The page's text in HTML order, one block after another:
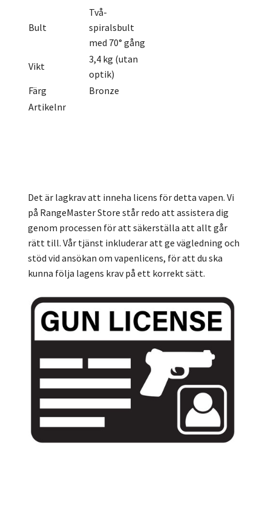
Bult
Två-
spiralsbult
med 70° gång
Vikt
3,4 kg (utan
optik)
Färg
Bronze
Artikelnr
Det är lagkrav att inneha licens för detta vapen. Vi
på RangeMaster Store står redo att assistera dig
genom processen för att säkerställa att allt går
rätt till. Vår tjänst inkluderar att ge vägledning och
stöd vid ansökan om vapenlicens, för att du ska
kunna följa lagens krav på ett korrekt sätt.